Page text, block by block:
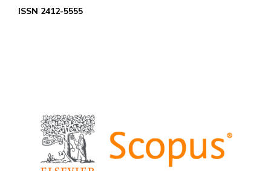
ISSN 2412-5555